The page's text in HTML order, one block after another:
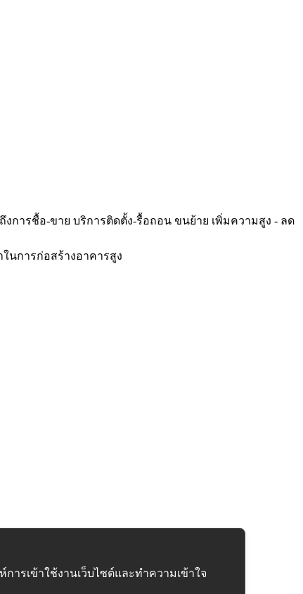
งการชื้อ-ขาย บริการติดตั้ง-รื้อถอน ขนย้าย เพิ่มความสูง - ลด
การก่อสร้างอาคารสูง
ารเข้าใช้งานเว็บไซต์และทำความเข้าใจ